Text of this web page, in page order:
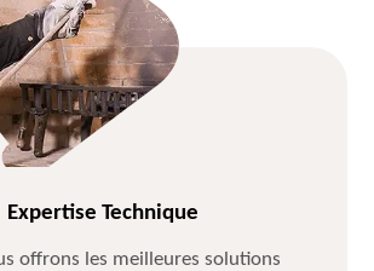
Expertise Technique
offrons les meilleures solutions